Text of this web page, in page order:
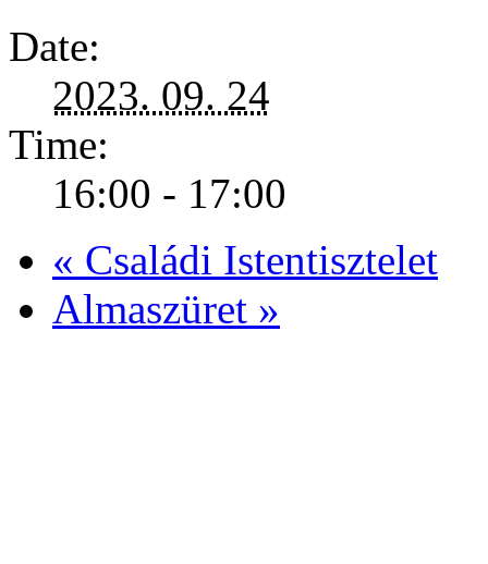
Date:
2023. 09. 24
Time:
16:00 - 17:00
« Családi Istentisztelet
Almaszüret »